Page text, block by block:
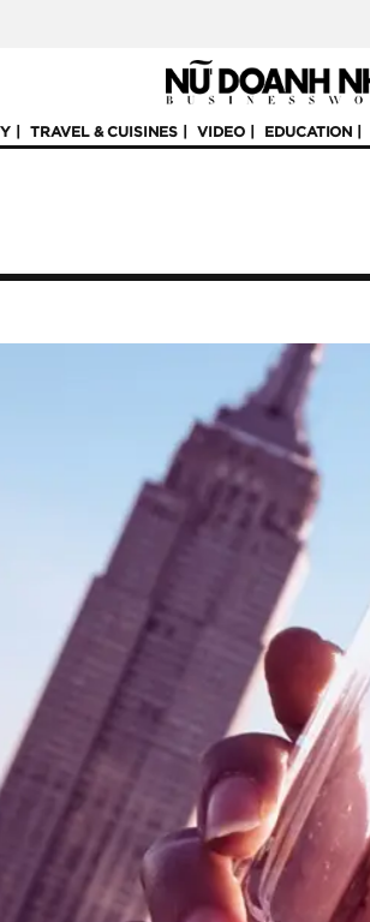
TRAVEL & CUISINES VIDEO EDUCATION